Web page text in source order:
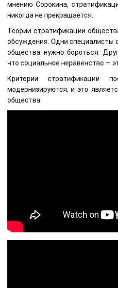
мнению Сорокина,
никогда не прекращается.
Теории стратификации
обсуждения. Одни специалисты
общества нужно бороться.
что социальное неравенство —
Критерии стратификации
модернизируются, и это
общества.